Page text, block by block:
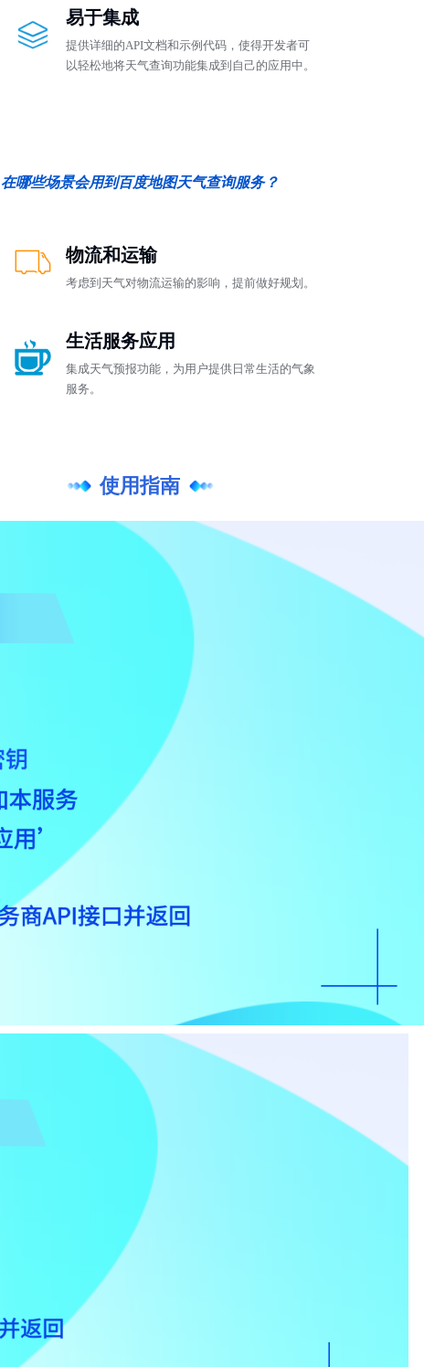
易于集成
提供详细的API文档和示例代码，使得开发者可
以轻松地将天气查询功能集成到自己的应用中。
在哪些场景会用到百度地图天气查询服务？
物流和运输
考虑到天气对物流运输的影响，提前做好规划。
生活服务应用
集成天气预报功能，为用户提供日常生活的气象
服务。
使用指南